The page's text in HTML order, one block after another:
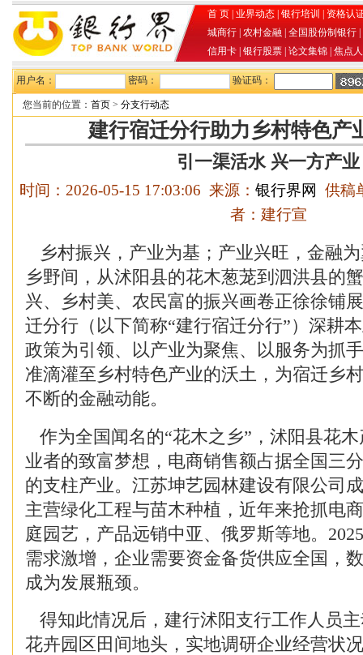
首 页 业界动态 银行培训
资格认
城商行 农村金融 全国股份制银行
信用卡 银行股票 论文集锦 焦点
用户名： 密码： 验证码：
您当前的位置： 首页 > 分支行动态
建行宿迁分行助力乡村特色产
引一渠活水 兴一方产业
时间：2026-05-15 17:03:06 来源： 银行界网
供稿
者：建行宣
乡村振兴，产业为基；产业兴旺，金融
乡野间，从沭阳县的花木葱茏到泗洪县的
兴、乡村美、农民富的振兴画卷正徐徐铺
迁分行（以下简称“建行宿迁分行”）深耕
政策为引领、以产业为聚焦、以服务为抓
准滴灌至乡村特色产业的沃土，为宿迁乡
不断的金融动能。
作为全国闻名的“花木之乡”，沭阳县花
业者的致富梦想，电商销售额占据全国三
的支柱产业。江苏坤艺园林建设有限公司
主营绿化工程与苗木种植，近年来抢抓电
庭园艺，产品远销中亚、俄罗斯等地。
需求激增，企业需要资金备货供应全国，
成为发展瓶颈。
得知此情况后，建行沭阳支行工作人员
花卉园区田间地头，实地调研企业经营状